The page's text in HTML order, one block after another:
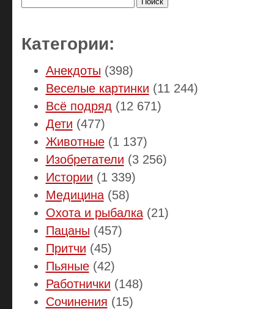
Категории:
Анекдоты (398)
Веселые картинки (11 244)
Всё подряд (12 671)
Дети (477)
Животные(1 137)
Изобретатели (3 256)
Истории (1 339)
Медицина(58)
Охота и рыбалка(21)
Пацаны (457)
Притчи (45)
Пьяные(42)
Работнички (148)
Сочинения (15)